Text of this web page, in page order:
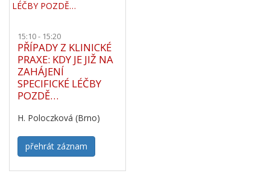
15:10 - 15:20
PŘÍPADY Z KLINICKÉ
PRAXE: KDY JE JIŽ NA
ZAHÁJENÍ
SPECIFICKÉ LÉČBY
POZDĚ…
H. Poloczková (Brno)
přehrát záznam